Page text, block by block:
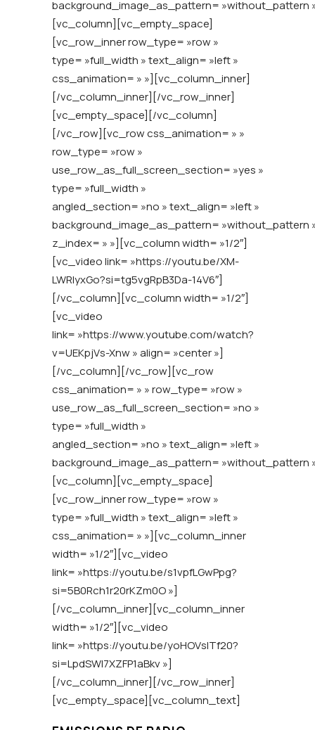
background_image_as_pattern= »without_pattern
[vc_column][vc_empty_space]
[vc_row_inner row_type= »row »
type= »full_width » text_align= »left »
css_animation= » »][vc_column_inner]
[/vc_column_inner][/vc_row_inner]
[vc_empty_space][/vc_column]
[/vc_row][vc_row css_animation= » »
row_type= »row »
use_row_as_full_screen_section= »yes »
type= »full_width »
angled_section= »no » text_align= »left »
background_image_as_pattern= »without_pattern
z_index= » »][vc_column width= »1/2″]
[vc_video link= »https://youtu.be/XM-
LWRIyxGo?si=tg5vgRpB3Da-14V6″]
[/vc_column][vc_column width= »1/2″]
[vc_video
link= »https://www.youtube.com/watch?
v=UEKpjVs-Xnw » align= »center »]
[/vc_column][/vc_row][vc_row
css_animation= » » row_type= »row »
use_row_as_full_screen_section= »no »
type= »full_width »
angled_section= »no » text_align= »left »
background_image_as_pattern= »without_pattern
[vc_column][vc_empty_space]
[vc_row_inner row_type= »row »
type= »full_width » text_align= »left »
css_animation= » »][vc_column_inner
width= »1/2″][vc_video
link= »https://youtu.be/s1vpfLGwPpg?
si=5B0Rch1r20rKZm0O »]
[/vc_column_inner][vc_column_inner
width= »1/2″][vc_video
link= »https://youtu.be/yoHOVsITf20?
si=LpdSWl7XZFP1aBkv »]
[/vc_column_inner][/vc_row_inner]
[vc_empty_space][vc_column_text]